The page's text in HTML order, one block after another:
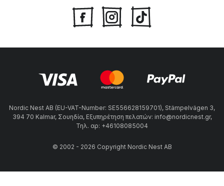
Nordic Nest AB (EU-VAT-Number: SE556628159701), Stämpelvägen 3,
394 70 Kalmar, Σουηδία, Εξυπηρέτηση πελατών: info@nordicnest.gr,
Τηλ. αρ: +46108085004
© 2002 - 2026 Copyright Nordic Nest AB